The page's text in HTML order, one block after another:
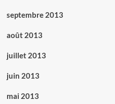
septembre 2013
août 2013
juillet 2013
juin 2013
mai 2013